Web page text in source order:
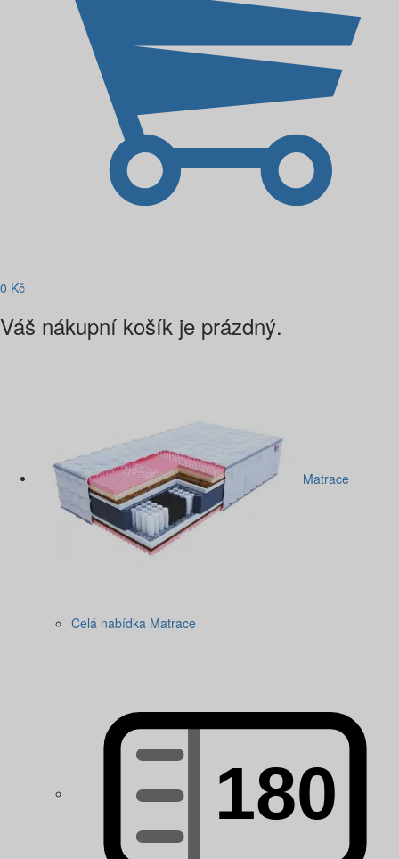
0 Kč
Váš nákupní košík je prázdný.
Matrace
Celá nabídka Matrace